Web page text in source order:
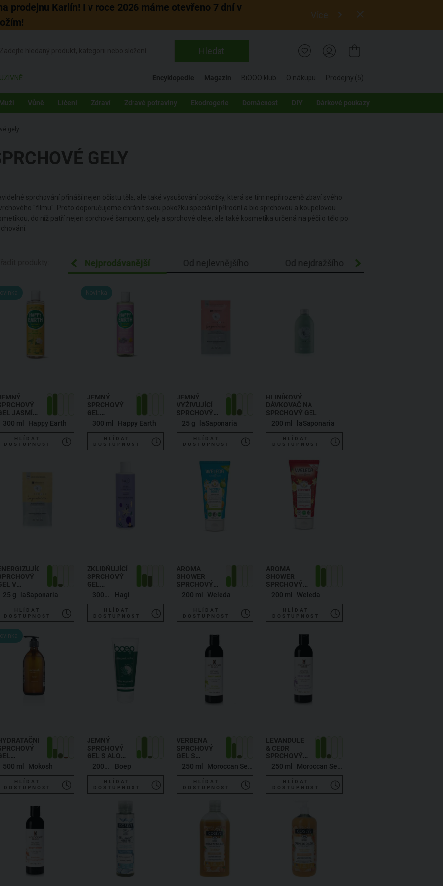
prodejnu Karlín! I v roce 2026 máme otevřeno 7 dní v
Více
Hledat
Encyklopedie Magazín BiOOO klub O nákupu Prodejny (5)
Muži Vůně Líčení Zdraví Zdravé potraviny Ekodrogerie Domácnost DIY Dárkové poukazy
gely
GELY
sprchování přináší nejen očistu těla, ale také vysušování pokožky, která se tím nepřirozeně zbaví svého
"filmu". Proto doporučujeme chránit svou pokožku speciální přírodní a bio sprchovou a koupelovou
do níž patří nejen sprchové šampony, gely a sprchové oleje, ale také kosmetika určená na péči o tělo po
Nejprodávanější Od nejlevnějšího Od nejdražšího
JASMÍN
& KAFR
300 ml Happy Earth
HLÍDAT
DOSTUPNOST
Novinka
JEMNÝ
SPRCHOVÝ
GEL
LEVANDULE
300 ml Happy Earth
HLÍDAT
DOSTUPNOST
JEMNÝ
VYŽIVUJÍCÍ
SPRCHOVÝ
GEL V
PRÁŠKU -
MĚSÍČEK A
RŮŽE
ŠÍPKOVÁ
25 g laSaponaria
HLÍDAT
DOSTUPNOST
HLINÍKOVÝ
DÁVKOVAČ NA
SPRCHOVÝ GEL
200 ml
laSaponaria
HLÍDAT
DOSTUPNOST
V
PRÁŠKU -
MANDARINKA
A VITAMIN C
25 g laSaponaria
HLÍDAT
DOSTUPNOST
ZKLIDŇUJÍCÍ
SPRCHOVÝ
GEL
ŠVESTKA
300 ml Hagi
HLÍDAT
DOSTUPNOST
AROMA
SHOWER
SPRCHOVÝ
GEL
BOOST
200 ml Weleda
HLÍDAT
DOSTUPNOST
AROMA
SHOWER
SPRCHOVÝ
KRÉM
200 ml Weleda
HLÍDAT
DOSTUPNOST
SANTALOVÉ
AMBRA
500 ml Mokosh
HLÍDAT
DOSTUPNOST
JEMNÝ
SPRCHOVÝ
GEL S ALOE
VERA A200ml Boep
HLÍDAT
DOSTUPNOST
VERBENA
SPRCHOVÝ
GEL S
ARGANOVÝM
250 ml Moroccan Sense
HLÍDAT
DOSTUPNOST
LEVANDULE
& CEDR
SPRCHOVÝ
GEL S
OLEJEM
250 ml Moroccan Sense
HLÍDAT
DOSTUPNOST